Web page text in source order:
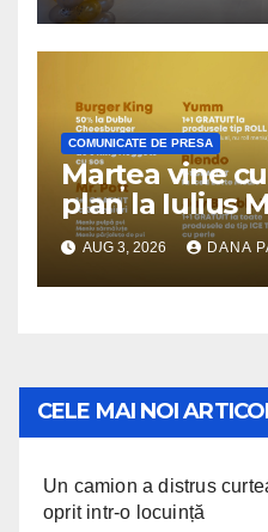
avantajoase
COMUNICATE DE PRESA
Marțea vine
plan la Iulius
„Odiseea” și
O nouă zi”, la
AUG 3, 2026 DANA
CELE MAI NOI
Un camion a distrus
oprit intr-o locuință